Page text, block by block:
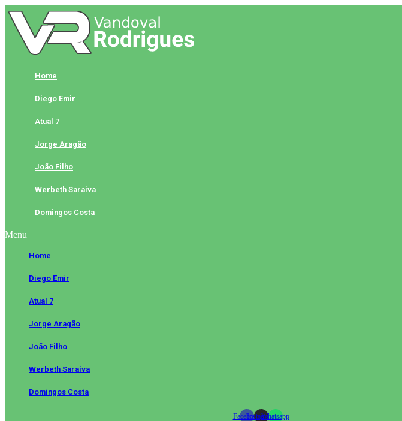
Skip
to
content
Home
Diego Emir
Atual 7
Jorge Aragão
João Filho
Werbeth Saraiva
Domingos Costa
Menu
Home
Diego Emir
Atual 7
Jorge Aragão
João Filho
Werbeth Saraiva
Domingos Costa
FacebookInstagramWhatsapp